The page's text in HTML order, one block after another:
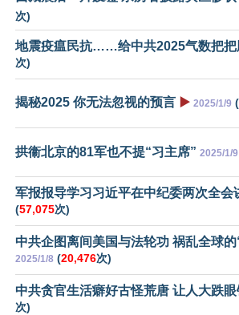
次)
地震疫瘟民抗……给中共2025气数把把
次)
揭秘2025 你无法忽视的预言 ▶️ 2025/1/9 (
拱衞北京的81军也不提“习主席” 2025/1/9
军报报导学习习近平在中纪委两次全会
(57,075次)
中共企图离间美国与法轮功 祸乱全球
2025/1/8 (20,476次)
中共贪官生活癖好古怪荒唐 让人大跌眼
次)